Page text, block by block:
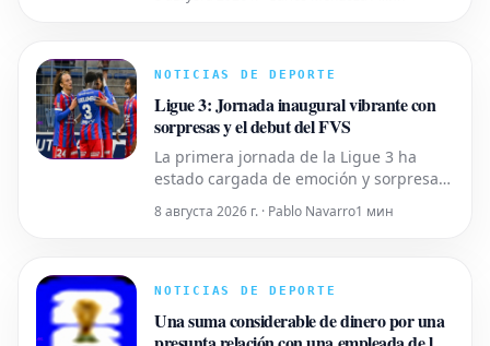
punto de mira en el centro del campo
Premier League, habiendo jugado para
Tottenham
NOTICIAS DE DEPORTE
Ligue 3: Jornada inaugural vibrante con
sorpresas y el debut del FVS
La primera jornada de la Ligue 3 ha
estado cargada de emoción y sorpresas.
El Caen se posiciona como líder tras una
contundente victoria, mientras que
novedad, el Football Video Support (FVS),
8 августа 2026 г. · Pablo Navarro1 мин
NOTICIAS DE DEPORTE
Una suma considerable de dinero por una